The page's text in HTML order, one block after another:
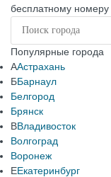
бесплатному номеру
Популярные города
ААстрахань
ББарнаул
Белгород
Брянск
ВВладивосток
Волгоград
Воронеж
ЕЕкатеринбург